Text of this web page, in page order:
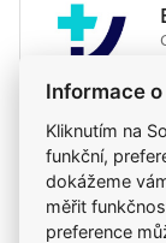
dodávají
Zvýšený
průjmem.
Dodaný
777 319
Informace
Kliknutím na
funkční,
dokážeme
měřit
preference